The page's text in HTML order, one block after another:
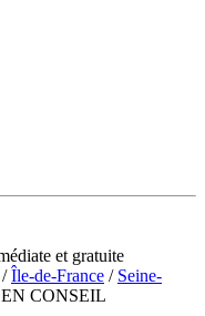
et gratuite
/Île-de-France / Seine-
CONSEIL